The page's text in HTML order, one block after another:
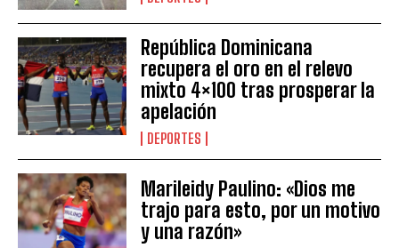
República Dominicana
recupera el oro en el relevo
mixto 4×100 tras prosperar la
apelación
DEPORTES
Marileidy Paulino: «Dios me
trajo para esto, por un motivo
y una razón»